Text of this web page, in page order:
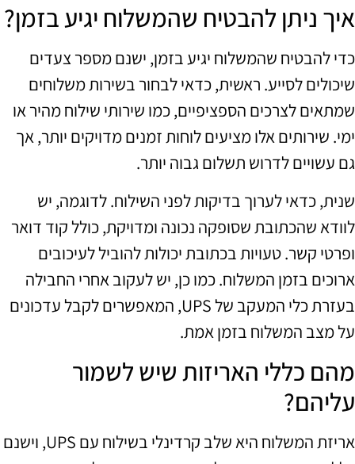
איך ניתן להבטיח שהמשלוח יגיע בזמן?
כדי להבטיח שהמשלוח יגיע בזמן, ישנם מספר צעדים
שיכולים לסייע. ראשית, כדאי לבחור בשירות משלוחים
שמתאים לצרכים הספציפיים, כמו שירותי שילוח מהיר או
ימי. שירותים אלו מציעים לוחות זמנים מדויקים יותר, אך
גם עשויים לדרוש תשלום גבוה יותר.
שנית, כדאי לערוך בדיקות לפני השילוח. לדוגמה, יש
לוודא שהכתובת שסופקה נכונה ומדויקת, כולל קוד דואר
ופרטי קשר. טעויות בכתובת יכולות להוביל לעיכובים
ארוכים בזמן המשלוח. כמו כן, יש לעקוב אחרי החבילה
בעזרת כלי המעקב של UPS, המאפשרים לקבל עדכונים
על מצב המשלוח בזמן אמת.
מהם כללי האריזות שיש לשמור
עליהם?
אריזת המשלוח היא שלב קרדינלי בשילוח עם UPS, וישנם